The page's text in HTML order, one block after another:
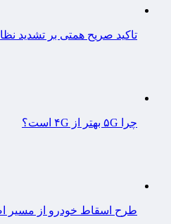
تاکید صریح همتی بر تشدید
چرا ۵G بهتر از ۴G است؟
طرح اسقاط خودرو از